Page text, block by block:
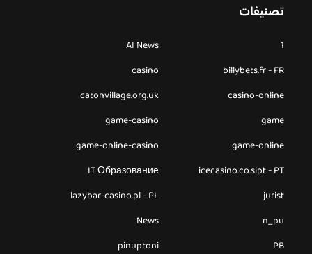
تصنيفات
1
AI News
billybets.fr - FR
casino
casino-online
catonvillage.org.uk
game
game-casino
game-online
game-online-casino
icecasino.co.sipt - PT
IT Образование
jurist
lazybar-casino.pl - PL
n_pu
News
PB
pinuptoni